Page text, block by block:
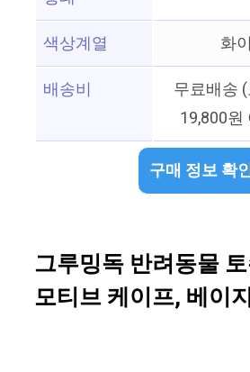
색상계열
화
배송비
무료배송
19,800원
구매 정보 확
그루밍독 반려동물
모티브 케이프, 베이